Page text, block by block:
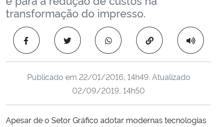
Ministério de Minas e Energia
Ministério da Ciência, Tecnologia, Inovações e Comunicações
Ministério do Meio Ambiente
Ministério do Turismo
Ministério do Desenvolvimento Regional
transformação do impresso.
Copiar para área
Publicado em 22/01/2016, 14h49. Atualizado
02/09/2019, 14h50
Apesar de o Setor Gráfico adotar modernas tecnologias